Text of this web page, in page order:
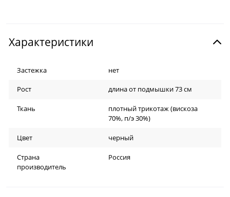
Характеристики
Застежка нет
Рост длина от подмышки 73 см
Ткань
плотный трикотаж (вискоза
70%, п/э 30%)
Цвет черный
Страна
производитель
Россия